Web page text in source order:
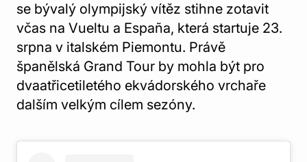
se bývalý olympijský vítěz stihne zotavit
včas na Vueltu a España, která startuje 23.
srpna v italském Piemontu. Právě
španělská Grand Tour by mohla být pro
dvaatřicetiletého ekvádorského vrchaře
dalším velkým cílem sezóny.